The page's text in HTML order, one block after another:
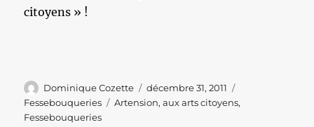
citoyens » !
Auteur
Dominique Cozette
Publié
le
décembre 31, 2011
Fessebouqueries
Étiquettes
Artension,aux arts citoyens,
Fessebouqueries